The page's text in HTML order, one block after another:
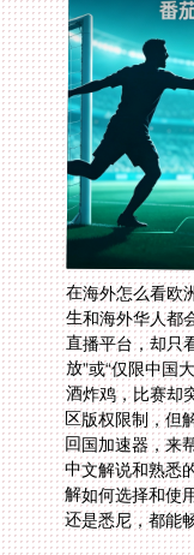
在海外怎么看欧
生和海外华人都
直播平台，却
放”或“仅限中国
酒炸鸡，比赛却
区版权限制，但
回国加速器，来
中文解说和熟悉
解如何选择和使
还是悉尼，都能